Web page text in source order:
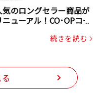
気のロングセラー商品が
ニューアル！CO･OPコー
続きを読む